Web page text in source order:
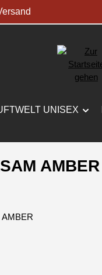
UNISEX
AMBER